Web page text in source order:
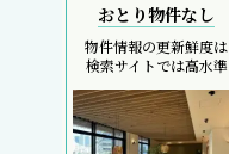
おとり物件なし
物件情報の更新鮮度は
検索サイトでは高水準